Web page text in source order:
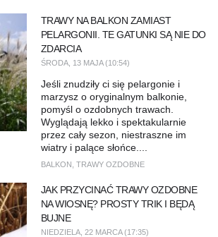
TRAWY NA BALKON ZAMIAST
PELARGONII. TE GATUNKI SĄ NIE DO
ZDARCIA
ŚRODA, 13 MAJA (10:54)
Jeśli znudziły ci się pelargonie i
marzysz o oryginalnym balkonie,
pomyśl o ozdobnych trawach.
Wyglądają lekko i spektakularnie
przez cały sezon, niestraszne im
wiatry i palące słońce....
BALKON TRAWY OZDOBNE
JAK PRZYCINAĆ TRAWY OZDOBNE
NA WIOSNĘ? PROSTY TRIK I BĘDĄ
BUJNE
NIEDZIELA, 22 MARCA (17:35)